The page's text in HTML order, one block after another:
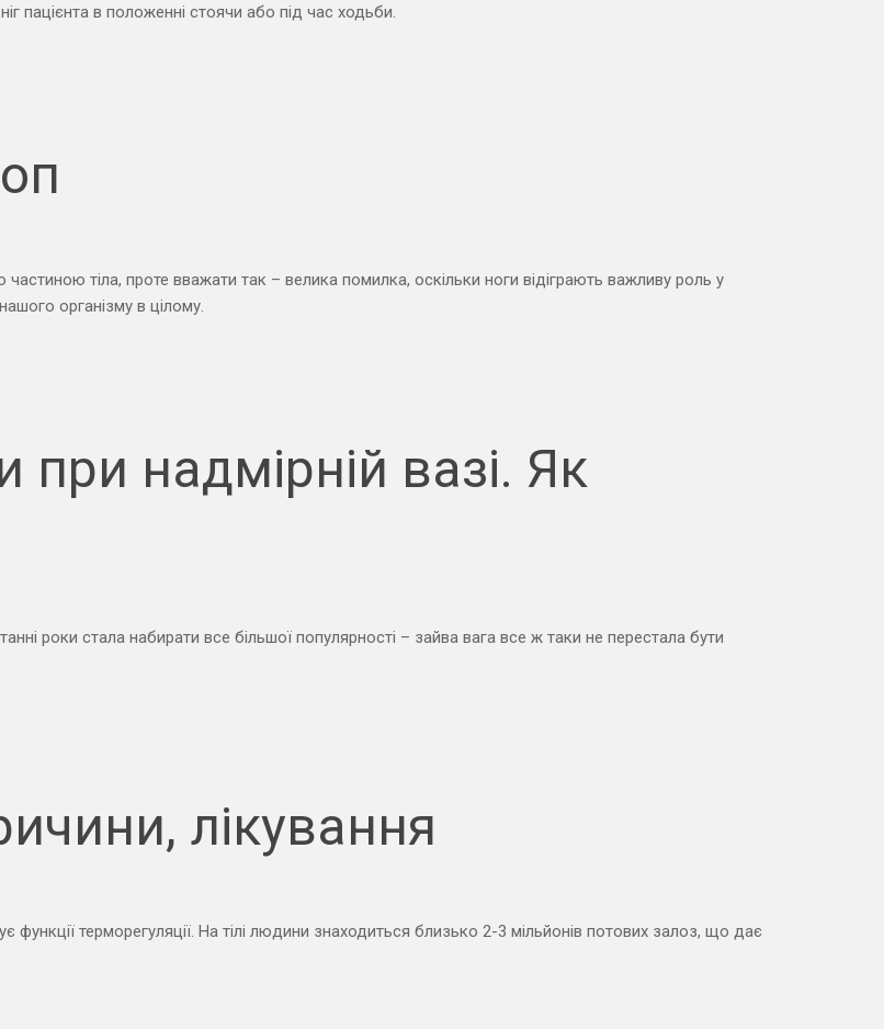
пацієнта в положенні стоячи або під час ходьби.
тіла, проте вважати так – велика помилка, оскільки ноги відіграють важливу роль у
організму в цілому.
при надмірній вазі. Як
роки стала набирати все більшої популярності – зайва вага все ж таки не перестала бути
лікування
терморегуляції. На тілі людини знаходиться близько 2-3 мільйонів потових залоз, що дає